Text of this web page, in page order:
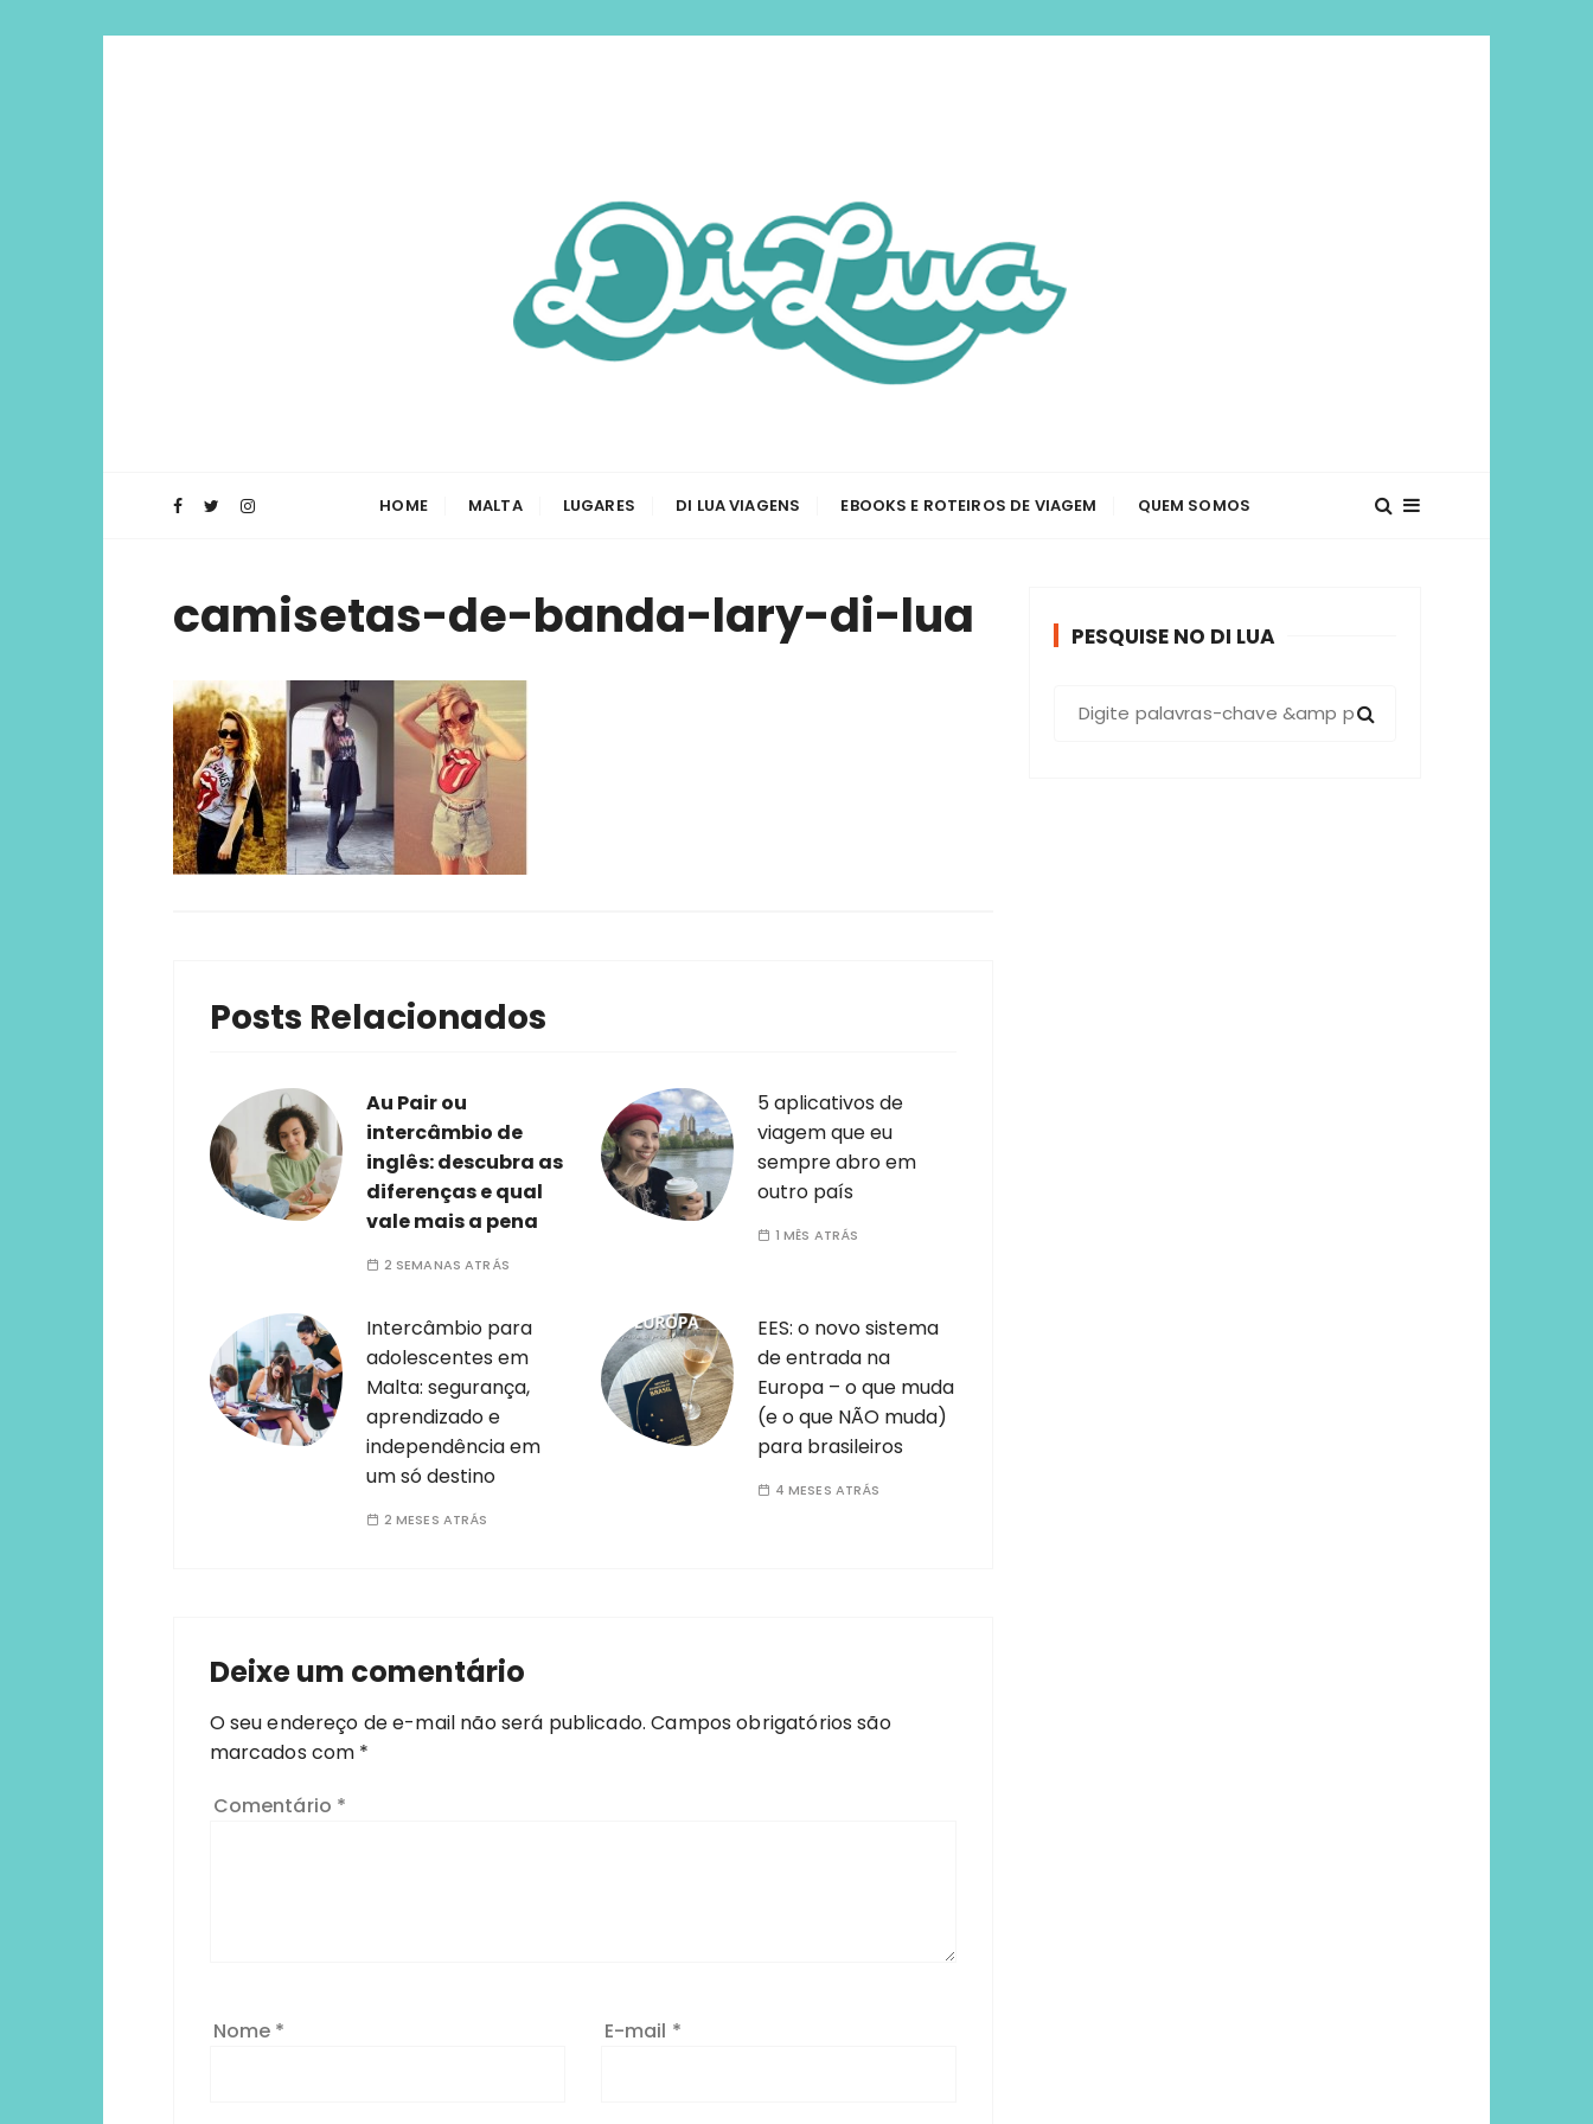
Di Lua | Inspirando você a viajar mais e
HOME MALTA LUGARES DI LUA VIAGENS EBOOKS E ROTEIROS DE VIAGEM QUEM SOMOS
camisetas-de-banda-lary-di-lua
Posts Relacionados
Au Pair ou
intercâmbio de
inglês: descubra as
diferenças e qual
vale mais a pena
2 SEMANAS ATRÁS
5 aplicativos de
viagem que eu
sempre abro em
outro país
1 MÊS ATRÁS
Intercâmbio para
adolescentes em
Malta: segurança,
aprendizado e
independência em
um só destino
2 MESES ATRÁS
EES: o novo sistema
de entrada na
Europa – o que muda
(e o que NÃO muda)
para brasileiros
4 MESES ATRÁS
Deixe um comentário
O seu endereço de e-mail não será publicado. Campos obrigatórios são
marcados com *
Comentário *
Nome * E-mail *
PESQUISE NO DI LUA